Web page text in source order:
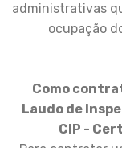
administrativas
ocupação
Como
Laudo de
CIP -